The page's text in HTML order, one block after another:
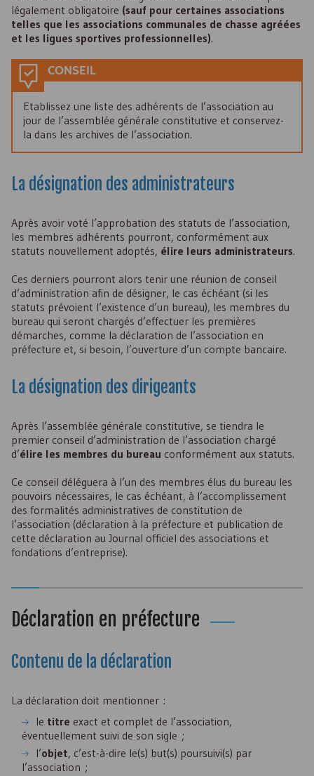
légalement obligatoire (sauf pour certaines associations
telles que les associations communales de chasse agréées
et les ligues sportives professionnelles).
CONSEIL
Etablissez une liste des adhérents de l’association au
jour de l’assemblée générale constitutive et conservez-
la dans les archives de l’association.
La désignation des administrateurs
Après avoir voté l’approbation des statuts de l’association,
les membres adhérents pourront, conformément aux
statuts nouvellement adoptés, élire leurs administrateurs.
Ces derniers pourront alors tenir une réunion de conseil
d’administration afin de désigner, le cas échéant (si les
statuts prévoient l’existence d’un bureau), les membres du
bureau qui seront chargés d’effectuer les premières
démarches, comme la déclaration de l’association en
préfecture et, si besoin, l’ouverture d’un compte bancaire.
La désignation des dirigeants
Après l’assemblée générale constitutive, se tiendra le
premier conseil d’administration de l’association chargé
d’élire les membres du bureau conformément aux statuts.
Ce conseil déléguera à l’un des membres élus du bureau les
pouvoirs nécessaires, le cas échéant, à l’accomplissement
des formalités administratives de constitution de
l’association (déclaration à la préfecture et publication de
cette déclaration au Journal officiel des associations et
fondations d’entreprise).
Déclaration en préfecture
Contenu de la déclaration
La déclaration doit mentionner :
le titre exact et complet de l’association,
éventuellement suivi de son sigle ;
l’objet, c’est-à-dire le(s) but(s) poursuivi(s) par
l’association ;